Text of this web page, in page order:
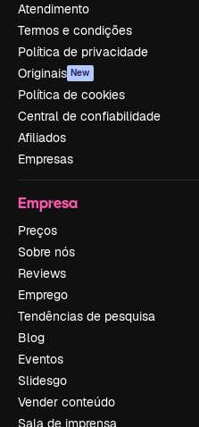
Atendimento
Termos e condições
Política de privacidade
Originais New
Política de cookies
Central de confiabilidade
Afiliados
Empresas
Empresa
Preços
Sobre nós
Reviews
Emprego
Tendências de pesquisa
Blog
Eventos
Slidesgo
Vender conteúdo
Sala de imprensa